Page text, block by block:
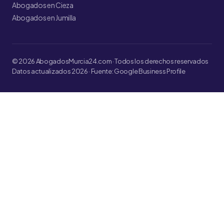
Abogados en Cieza
Abogados en Jumilla
© 2026 AbogadosMurcia24.com · Todos los derechos reservados
Datos actualizados 2026 · Fuente: Google Business Profile